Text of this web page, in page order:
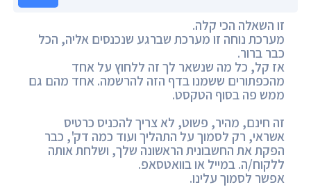
זו השאלה הכי קלה.
מערכת נוחה זו מערכת שברגע שנכנסים אליה, הכל
כבר ברור.
אז קל, כל מה שנשאר לך זה ללחוץ על אחד
מהכפתורים ששמנו בדף הזה להרשמה. אחד מהם גם
ממש פה בסוף הטקסט.
זה חינם, מהיר, פשוט, לא צריך להכניס כרטיס
אשראי, רק לסמוך על התהליך ועוד כמה דק', כבר
הפקת את החשבונית הראשונה שלך, ושלחת אותה
ללקוח/ה. במייל או בוואטסאפ.
אפשר לסמוך עלינו.